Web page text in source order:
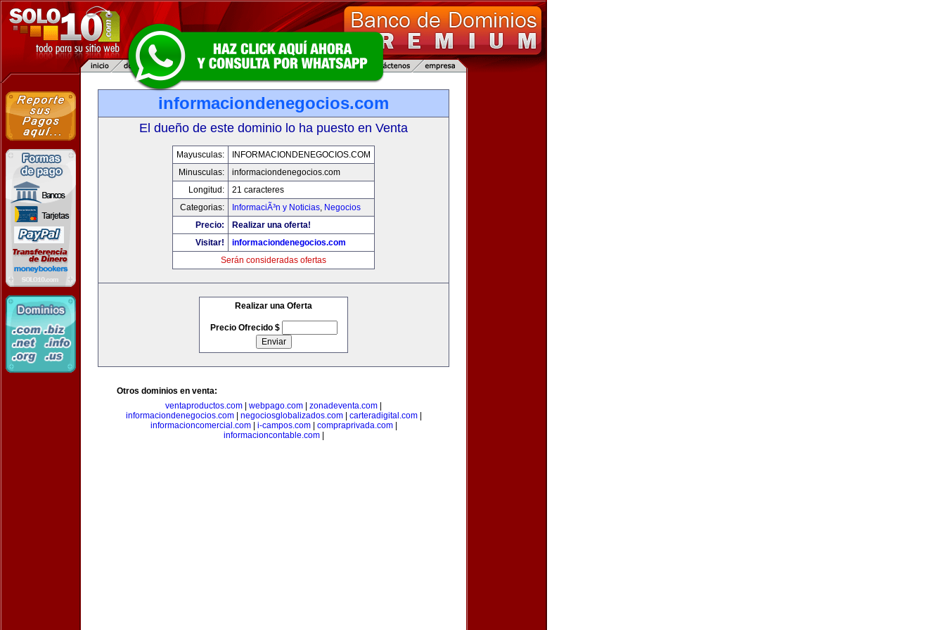
informaciondenegocios.com
El dueño de este dominio lo ha puesto en Venta
Mayusculas:
INFORMACIONDENEGOCIOS.COM
Minusculas:
informaciondenegocios.com
Longitud:
21 caracteres
Categorias:
InformaciÃ³n y Noticias, Negocios
Precio:
Realizar una oferta!
Visitar!
informaciondenegocios.com
Serán consideradas ofertas
Realizar una Oferta
Precio Ofrecido $
Otros dominios en venta:
ventaproductos.com
webpago.com zonadeventa.com
informaciondenegocios.com| negociosglobalizados.com| carteradigital.com|
informacioncomercial.com| i-campos.com| compraprivada.com|
informacioncontable.com|